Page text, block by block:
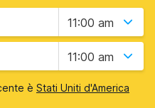
11:00 am
11:00 am
è Stati Uniti d'America